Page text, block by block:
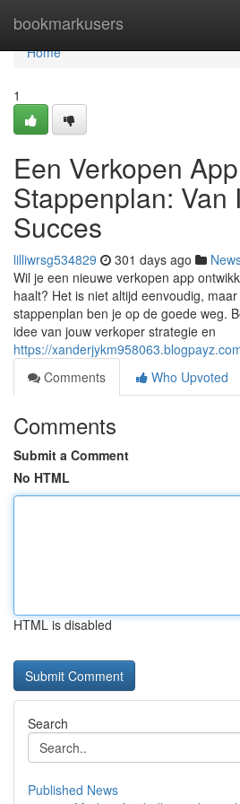
bookmarkusers
Home
Home
1
Een Verkopen App
Stappenplan: Van
Succes
lilliwrsg534829 301 days ago
Wil je een nieuwe verkopen app
haalt? Het is niet altijd eenvoudig,
stappenplan ben je op de goede weg.
idee van jouw verkoper strategie en
https://
Comments
Who Upvoted
Comments
Submit a Comment
No HTML
HTML is disabled
Search
Published News